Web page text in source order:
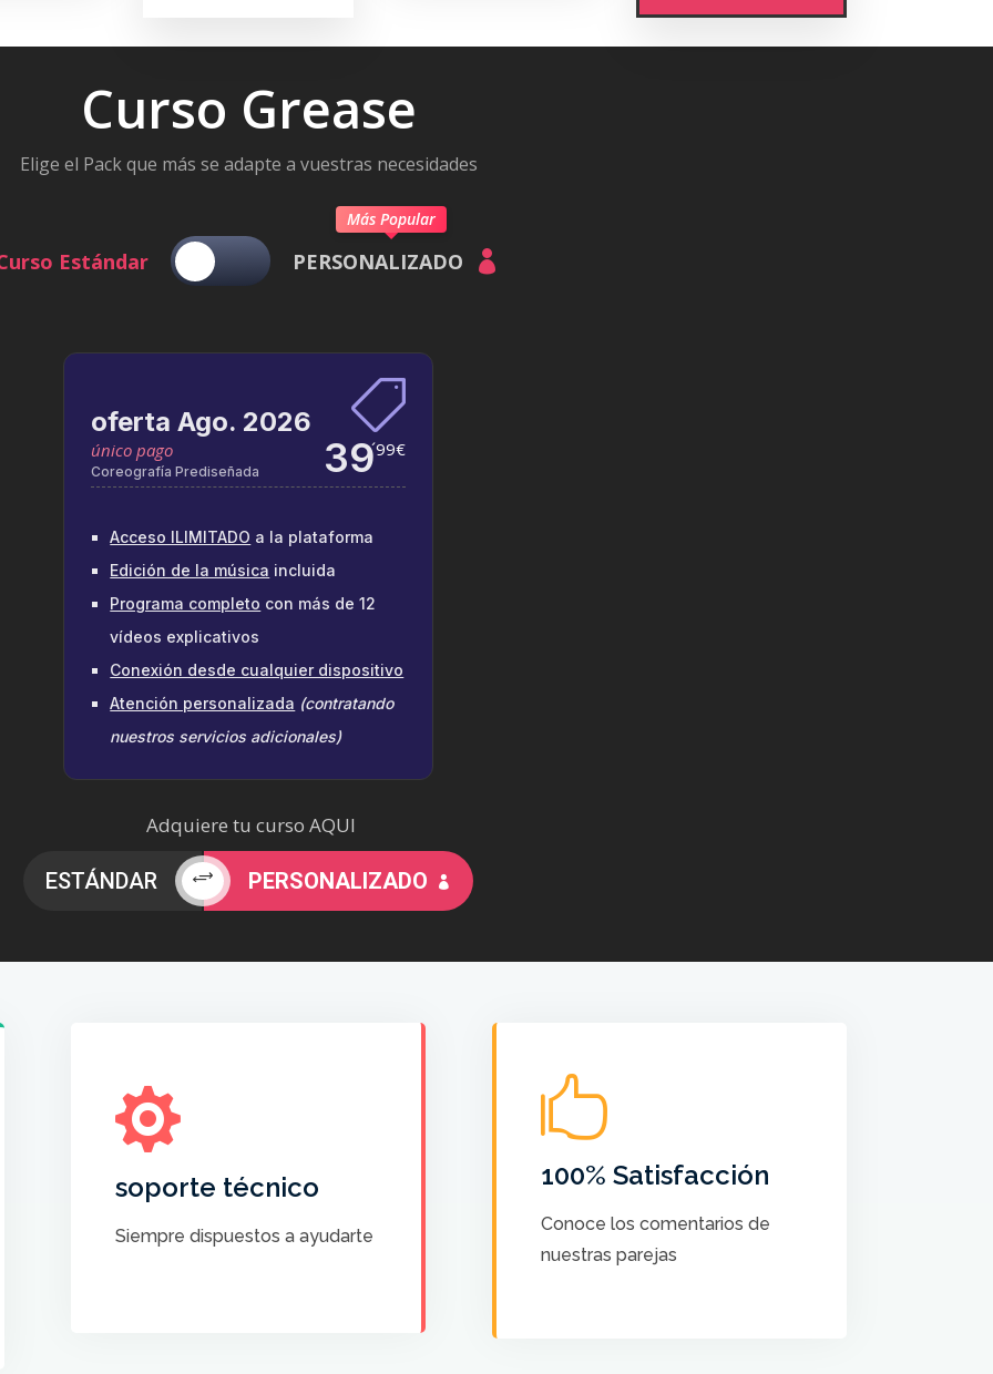
Curso Grease
Elige el Pack que más se adapte a vuestras necesidades
Estándar
Más Popular

PERSONALIZADO

oferta Ago. 2026
único pago
Coreografía Prediseñada 39´99€
Acceso ILIMITADO a la plataforma
Edición de la música incluida
Programa completo con más de 12
vídeos explicativos
Conexión desde cualquier dispositivo
Atención personalizada (contratando
nuestros servicios adicionales)
Adquiere tu curso AQUI
ESTÁNDAR + PERSONALIZADO 

soporte técnico
Siempre dispuestos a ayudarte
Contamos con un servicio
técnico y humano siempre
CONTACTA CON

100% Satisfacción
Conoce los comentarios de
nuestras parejas
No hay más satisfacción que
saber que nuestros cursos
ayudan a crear el Baile de sus
sueños a cada pareja
VER COMENTARIOS